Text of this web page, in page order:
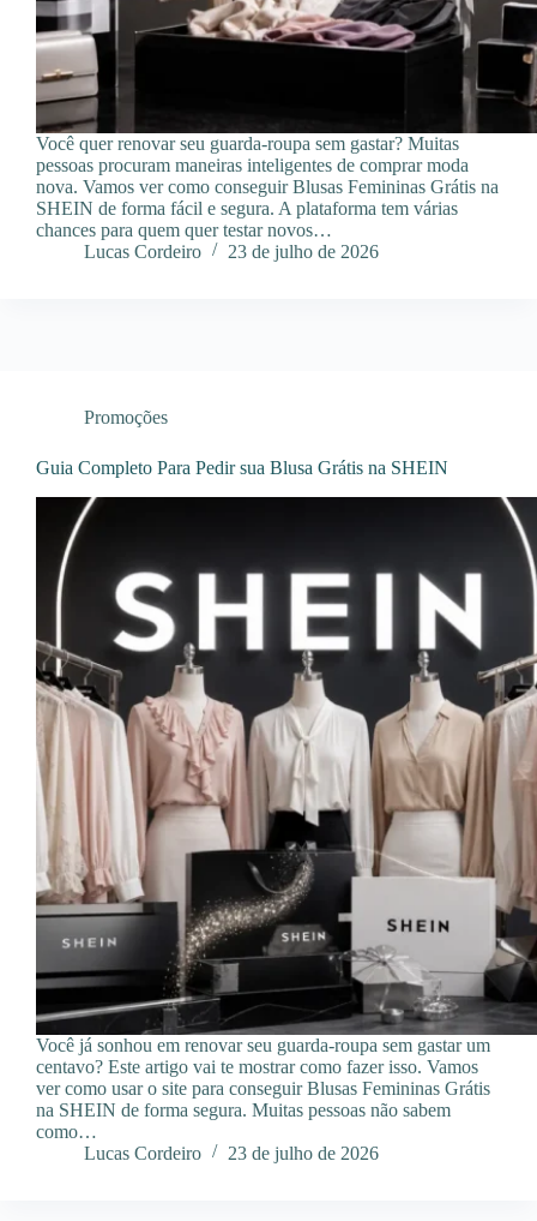
Você quer renovar seu guarda-roupa sem gastar? Muitas
pessoas procuram maneiras inteligentes de comprar moda
nova. Vamos ver como conseguir Blusas Femininas Grátis na
SHEIN de forma fácil e segura. A plataforma tem várias
chances para quem quer testar novos…
Lucas Cordeiro
23 de julho de 2026
Promoções
Guia Completo Para Pedir sua Blusa Grátis na SHEIN
Você já sonhou em renovar seu guarda-roupa sem gastar um
centavo? Este artigo vai te mostrar como fazer isso. Vamos
ver como usar o site para conseguir Blusas Femininas Grátis
na SHEIN de forma segura. Muitas pessoas não sabem
como…
Lucas Cordeiro
23 de julho de 2026